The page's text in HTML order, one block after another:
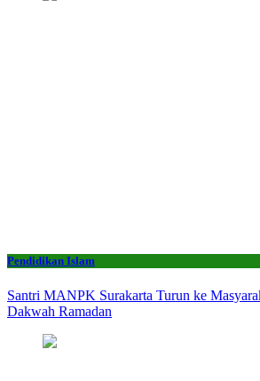
Pendidikan Islam
Santri MANPK Surakarta Turun ke
Dakwah Ramadan